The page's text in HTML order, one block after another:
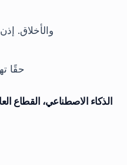
والأخلاق.
حقًا
الذكاء الاصطناعي، القطاع